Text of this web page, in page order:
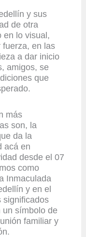
y sus
de otra
en lo visual,
fuerza, en las
a dar inicio
amigos, se
que
más
son, la
da la
acá en
desde el 07
como
Inmaculada
y en el
significados
un símbolo de
familiar y